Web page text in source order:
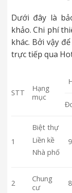
Dưới đây là
khảo. Chi phí
khác. Bởi vậy
trực tiếp qua
STT
Hạng
mục
1
Biệt thự
Liền kề
Nhà phố
2
Chung
cư